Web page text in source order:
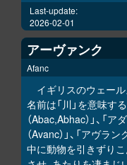
Last-update:
2026-02-01
アーヴァンク
Afanc
イギリスのウェー
名前は「川」を意味す
（Abac,Abhac）」、「ア
（Avanc）」、「アヴラ
中に動物を引きずり